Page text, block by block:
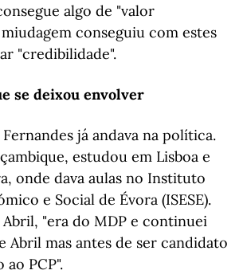
algo de "valor
conseguiu com estes
"credibilidade".
se deixou envolver
já andava na política.
estudou em Lisboa e
onde dava aulas no Instituto
e Social de Évora (ISESE).
"era do MDP e continuei
Abril mas antes de ser candidato
PCP".